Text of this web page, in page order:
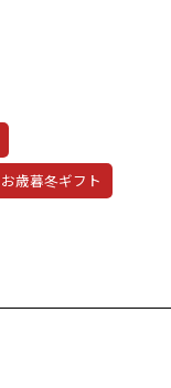
歳暮冬ギフト